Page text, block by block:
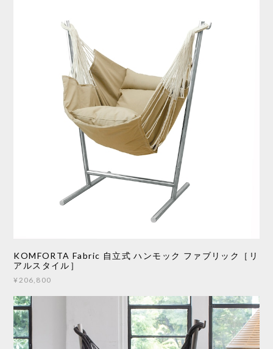
KOMFORTA Fabric 自立式 ハンモック ファブリック［リ
アルスタイル］
¥206,800